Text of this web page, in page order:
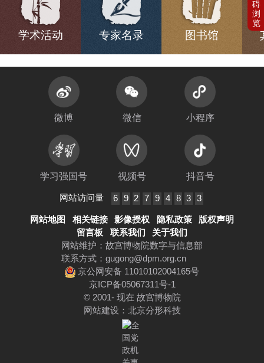
学术活动 专家名录 图书馆
微博 微信 小程序
学习强国号 视频号 抖音号
网站访问量 6 9 2 7 9 4 8 3 3
网站地图 相关链接 影像授权 隐私政策
版权声明
留言板
联系我们
关于我们
网站维护：故宫博物院数字与信息部
联系方式： gugong@dpm.org.cn
京公网安备 11010102004165号
京ICP备05067311号-1
© 2001- 现在 故宫博物院
网站建设 ： 北京分形科技